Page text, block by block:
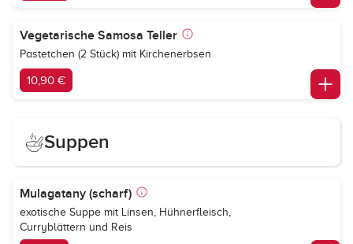
Vegetarische Samosa Teller
Pastetchen (2 Stück) mit Kirchenerbsen
10,90 €
Suppen
Mulagatany (scharf)
exotische Suppe mit Linsen, Hühnerfleisch,
Curryblättern und Reis